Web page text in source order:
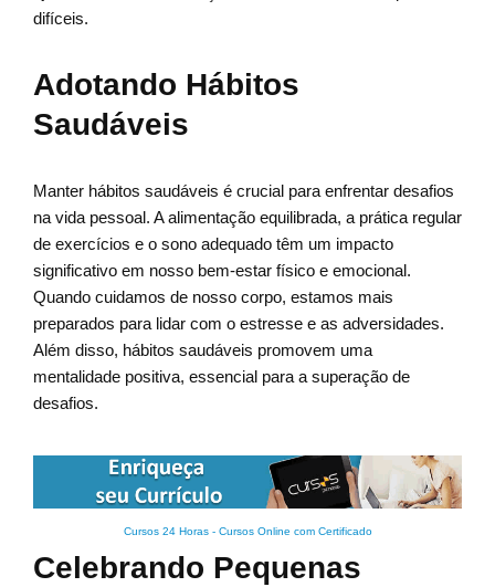
difíceis.
Adotando Hábitos
Saudáveis
Manter hábitos saudáveis é crucial para enfrentar desafios
na vida pessoal. A alimentação equilibrada, a prática regular
de exercícios e o sono adequado têm um impacto
significativo em nosso bem-estar físico e emocional.
Quando cuidamos de nosso corpo, estamos mais
preparados para lidar com o estresse e as adversidades.
Além disso, hábitos saudáveis promovem uma
mentalidade positiva, essencial para a superação de
desafios.
Cursos 24 Horas - Cursos Online com Certificado
Celebrando Pequenas